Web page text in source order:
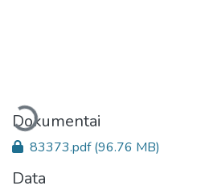
Įkeliama...
Dokumentai
83373.pdf(96.76 MB)
Data